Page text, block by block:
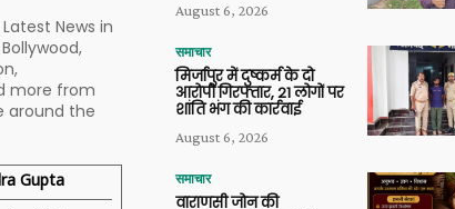
News in
more from
around the
Gupta
August 6, 2026
समाचार
मिर्जापुर में दुष्कर्म के दो
आरोपी गिरफ्तार, 21 लोगों पर
शांति भंग की कार्रवाई
August 6, 2026
समाचार
वाराणसी जोन की